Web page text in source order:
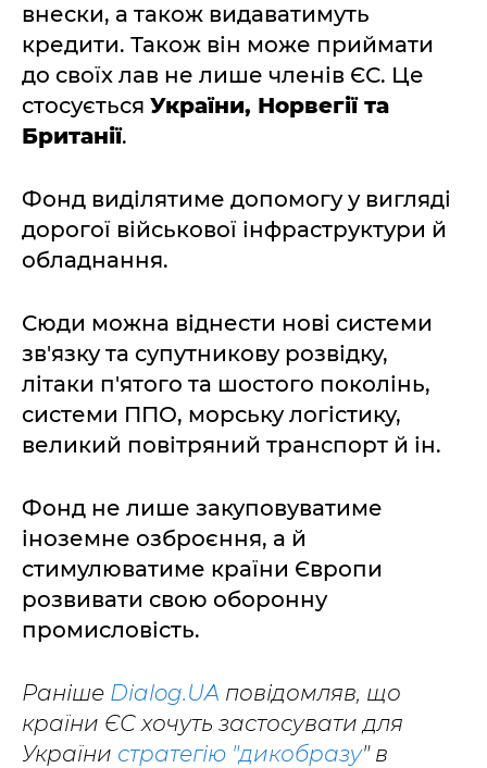
внески, а також видаватимуть
кредити. Також він може приймати
до своїх лав не лише членів ЄС. Це
стосується України, Норвегії та
Британії.
Фонд виділятиме допомогу у вигляді
дорогої військової інфраструктури й
обладнання.
Сюди можна віднести нові системи
зв'язку та супутникову розвідку,
літаки п'ятого та шостого поколінь,
системи ППО, морську логістику,
великий повітряний транспорт й ін.
Фонд не лише закуповуватиме
іноземне озброєння, а й
стимулюватиме країни Європи
розвивати свою оборонну
промисловість.
Раніше Dialog.UA повідомляв, що
країни ЄС хочуть застосувати для
України стратегію "дикобразу" в